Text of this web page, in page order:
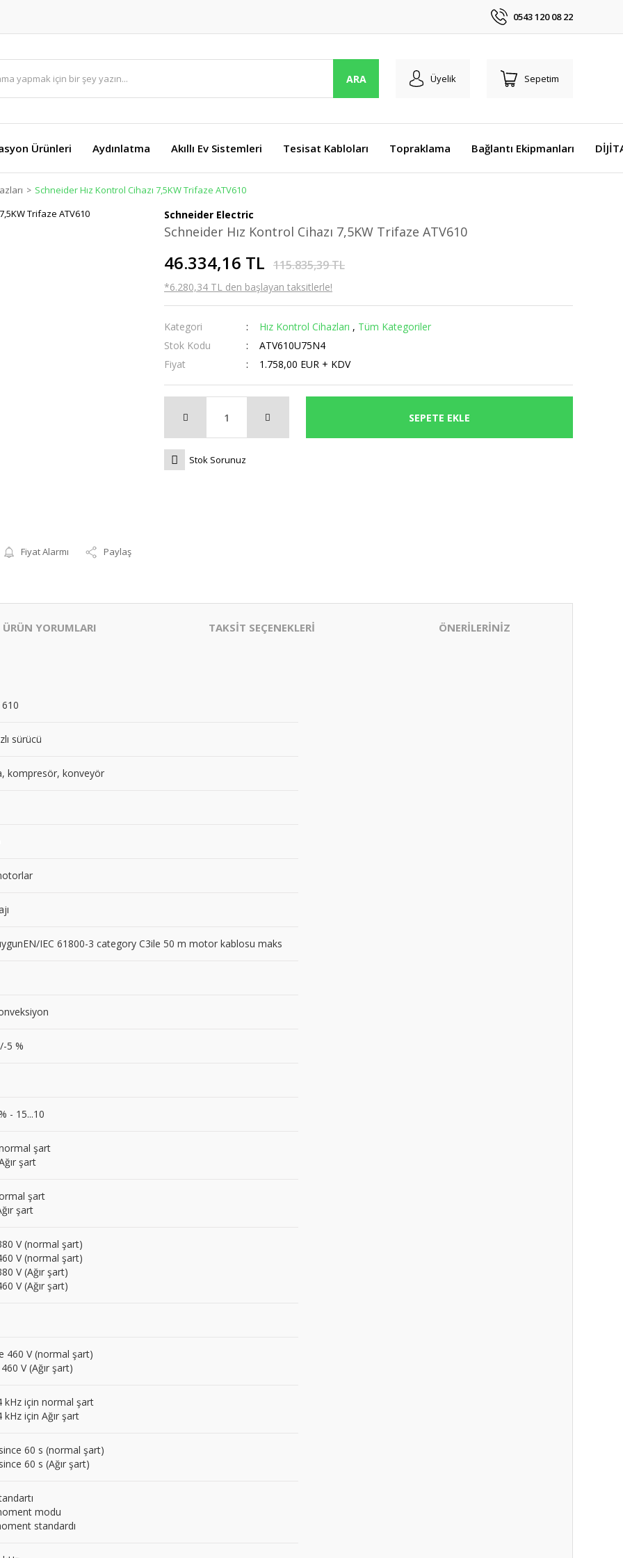
0543 120 08 22
ARA Üyelik Sepetim
Ürünleri Aydınlatma Akıllı Ev Sistemleri Tesisat Kabloları Topraklama Bağlantı Ekipmanları
Schneider Hız Kontrol Cihazı 7,5KW Trifaze ATV610
Fiyat Alarmı Paylaş
Schneider Electric
Schneider Hız Kontrol Cihazı 7,5KW Trifaze ATV610
46.334,16 TL 115.835,39 TL
*6.280,34 TL den başlayan taksitlerle!
Kategori Hız Kontrol Cihazları , Tüm Kategoriler
Stok Kodu
ATV610U75N4
Fiyat
1.758,00 EUR + KDV
SEPETE EKLE
Stok Sorunuz
ÜRÜN YORUMLARI TAKSİT SEÇENEKLERİ ÖNERİLERİNİZ
sürücü
kompresör, konveyör
IEC 61800-3 category C3ile 50 m motor kablosu maks
5 %
- 15...10
şart
şart
şart
şart
V (normal şart)
V (normal şart)
V (Ağır şart)
V (Ağır şart)
460 V (normal şart)
V (Ağır şart)
kHz için normal şart
kHz için Ağır şart
60 s (normal şart)
60 s (Ağır şart)
modu
standardı